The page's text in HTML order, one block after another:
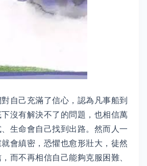
自己充滿了信心，認為凡事船到
沒有解決不了的問題，也相信萬
生命會自己找到出路。然而人一
會縝密，恐懼也愈形壯大，徒然
而不再相信自己能夠克服困難、